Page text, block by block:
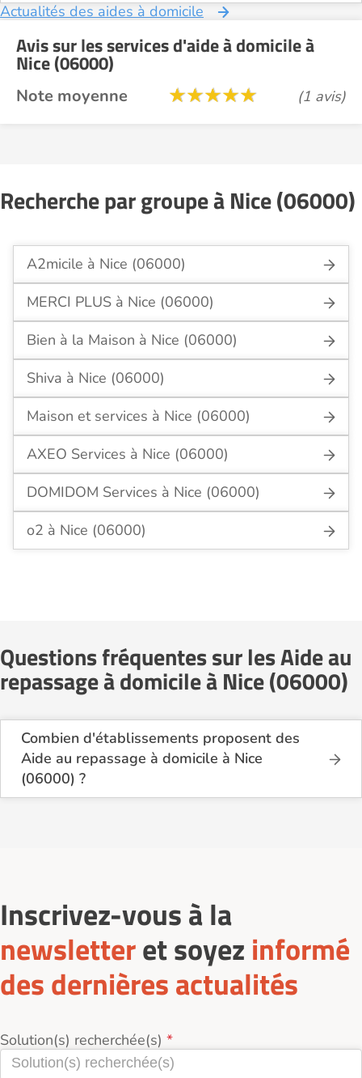
Actualités des aides à domicile
Avis sur les services d'aide à domicile à
Nice (06000)
Note moyenne (1 avis)
Recherche par groupe à Nice (06000)
A2micile à Nice (06000)
MERCI PLUS à Nice (06000)
Bien à la Maison à Nice (06000)
Shiva à Nice (06000)
Maison et services à Nice (06000)
AXEO Services à Nice (06000)
DOMIDOM Services à Nice (06000)
o2 à Nice (06000)
Questions fréquentes sur les Aide au
repassage à domicile à Nice (06000)
Combien d'établissements proposent des
Aide au repassage à domicile à Nice
(06000) ?
Sur le site Logement-seniors.com, on recense
Inscrivez-vous à la
newsletteret soyez informé
des dernières actualités
Solution(s) recherchée(s)